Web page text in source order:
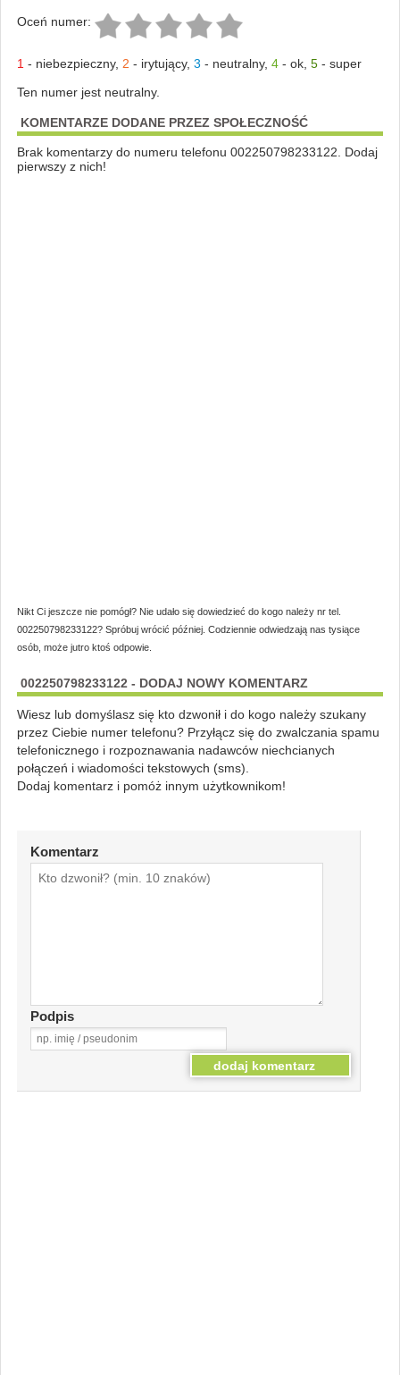
Oceń numer:
1 - niebezpieczny, 2 - irytujący, 3 - neutralny, 4- ok, 5- super
Ten numer jest neutralny.
KOMENTARZE DODANE PRZEZ SPOŁECZNOŚĆ
Brak komentarzy do numeru telefonu 002250798233122. Dodaj
pierwszy z nich!
Nikt Ci jeszcze nie pomógł? Nie udało się dowiedzieć do kogo należy nr tel.
002250798233122? Spróbuj wrócić później. Codziennie odwiedzają nas tysiące
osób, może jutro ktoś odpowie.
002250798233122 - DODAJ NOWY KOMENTARZ
Wiesz lub domyślasz się kto dzwonił i do kogo należy szukany
przez Ciebie numer telefonu? Przyłącz się do zwalczania spamu
telefonicznego i rozpoznawania nadawców niechcianych
połączeń i wiadomości tekstowych (sms).
Dodaj komentarz i pomóż innym użytkownikom!
Komentarz
Podpis